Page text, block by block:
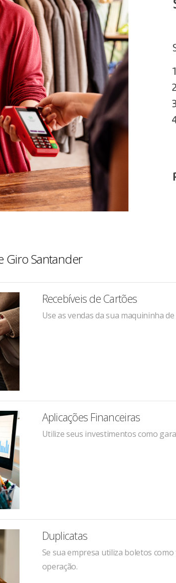
Giro Santander
Recebíveis de Cartões
Use as vendas da sua maquininha
Aplicações Financeiras
Utilize seus investimentos como
Duplicatas
Se sua empresa utiliza boletos
operação.